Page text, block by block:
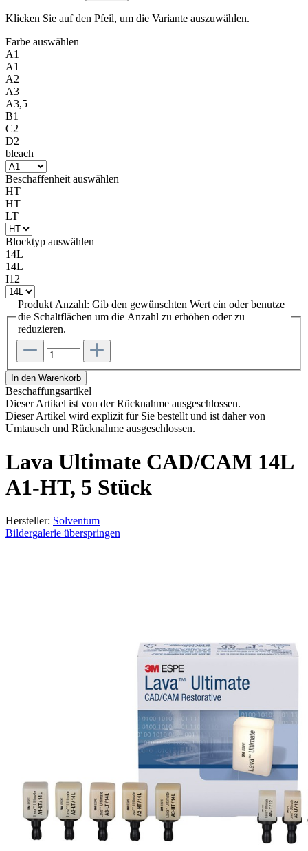
Klicken Sie auf den Pfeil, um die Variante auszuwählen.
Farbe auswählen
A1
A1
A2
A3
A3,5
B1
C2
D2
bleach
Beschaffenheit auswählen
HT
HT
LT
Blocktyp auswählen
14L
14L
I12
Produkt Anzahl: Gib den gewünschten Wert ein oder benutze
die Schaltflächen um die Anzahl zu erhöhen oder zu
reduzieren.
In den Warenkorb
Beschaffungsartikel
Dieser Artikel ist von der Rücknahme ausgeschlossen.
Dieser Artikel wird explizit für Sie bestellt und ist daher von
Umtausch und Rücknahme ausgeschlossen.
Lava Ultimate CAD/CAM 14L
A1-HT, 5 Stück
Hersteller: Solventum
Bildergalerie überspringen